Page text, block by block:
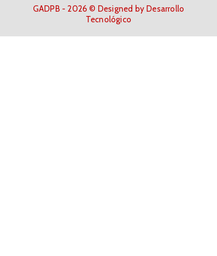
GADPB - 2026 © Designed by Desarrollo
Tecnológico